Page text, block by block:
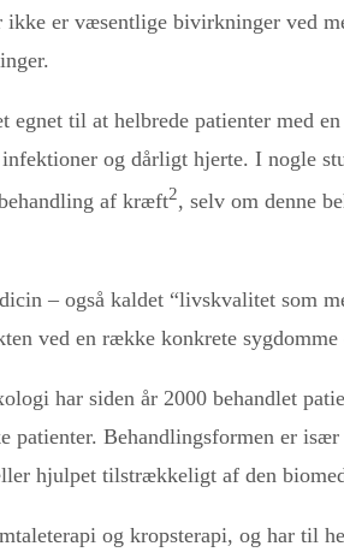
er væsentlige bivirkninger ved
til at helbrede patienter med
og dårligt hjerte. I nogle
af kræft2, selv om denne
– også kaldet “livskvalitet som
ved en række konkrete sygdomme
har siden år 2000 behandlet
patienter. Behandlingsformen er
hjulpet tilstrækkeligt af den
og kropsterapi, og har til